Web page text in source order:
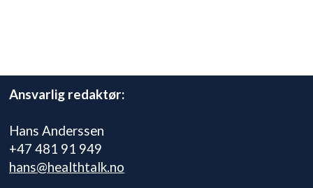
Ansvarlig redaktør:
Hans Anderssen
+47 481 91 949
hans@healthtalk.no